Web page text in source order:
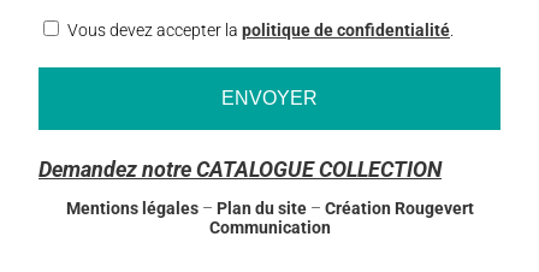
RGPDVous devez accepter la politique de confidentialité.
Demandez notre CATALOGUE COLLECTION
Mentions légales– Plan du site– Création Rougevert
Communication